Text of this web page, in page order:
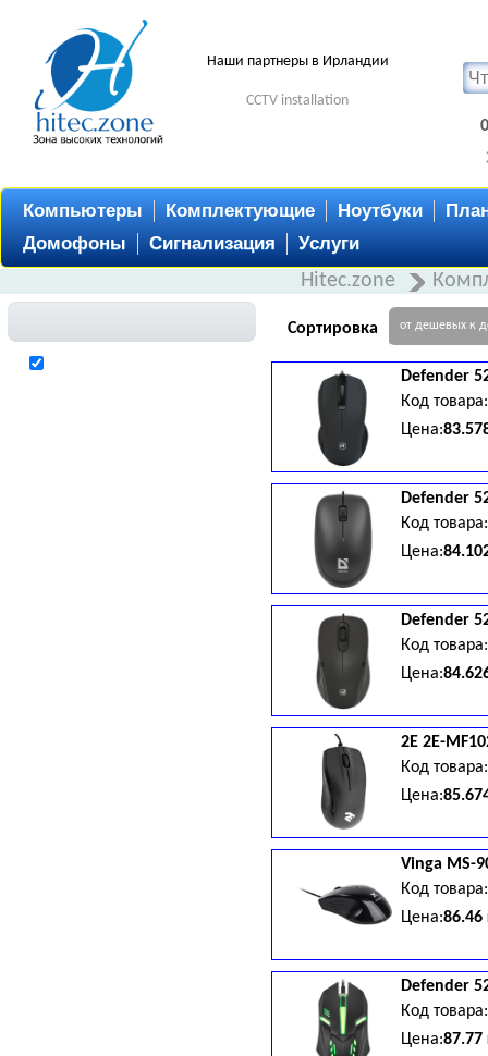
Наши партнеры в Ирландии
CCTV installation
Компьютеры Комплектующие Ноутбуки
Домофоны
Сигнализация Услуги
Hitec.zone
Сортировка от дешевых к
Defender
Код
Цена:
Defender
Код
Цена:
Defender
Код
Цена:
2E 2E-
Код
Цена:
Vinga MS-
Код
Цена:86.46
Defender
Код
Цена:87.77